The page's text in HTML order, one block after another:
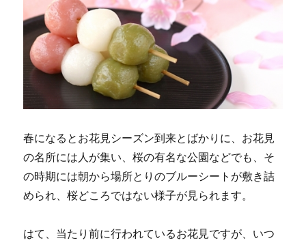
に
春になるとお花見シーズン到来とばかりに、お花見
の名所には人が集い、桜の有名な公園などでも、そ
の時期には朝から場所とりのブルーシートが敷き詰
められ、桜どころではない様子が見られます。
はて、当たり前に行われているお花見ですが、いつ